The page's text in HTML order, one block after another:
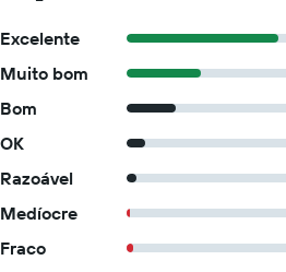
Excelente
Muito bom
Bom
OK
Razoável
Medíocre
Fraco